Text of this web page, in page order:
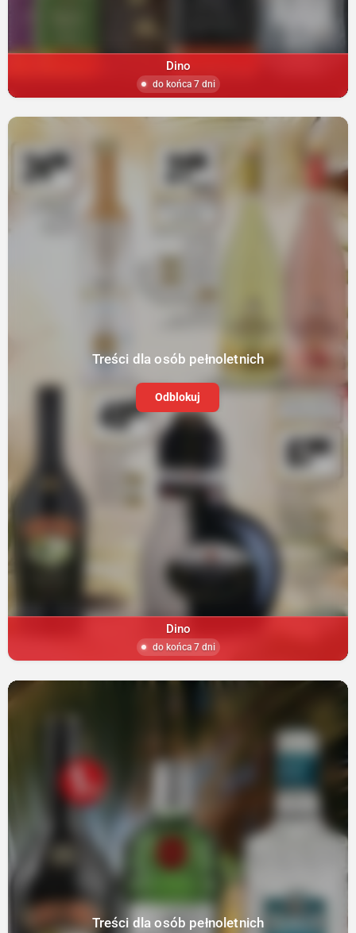
Dino
do końca 7 dni
Treści dla osób pełnoletnich
Odblokuj
Dino
do końca 7 dni
Treści dla osób pełnoletnich